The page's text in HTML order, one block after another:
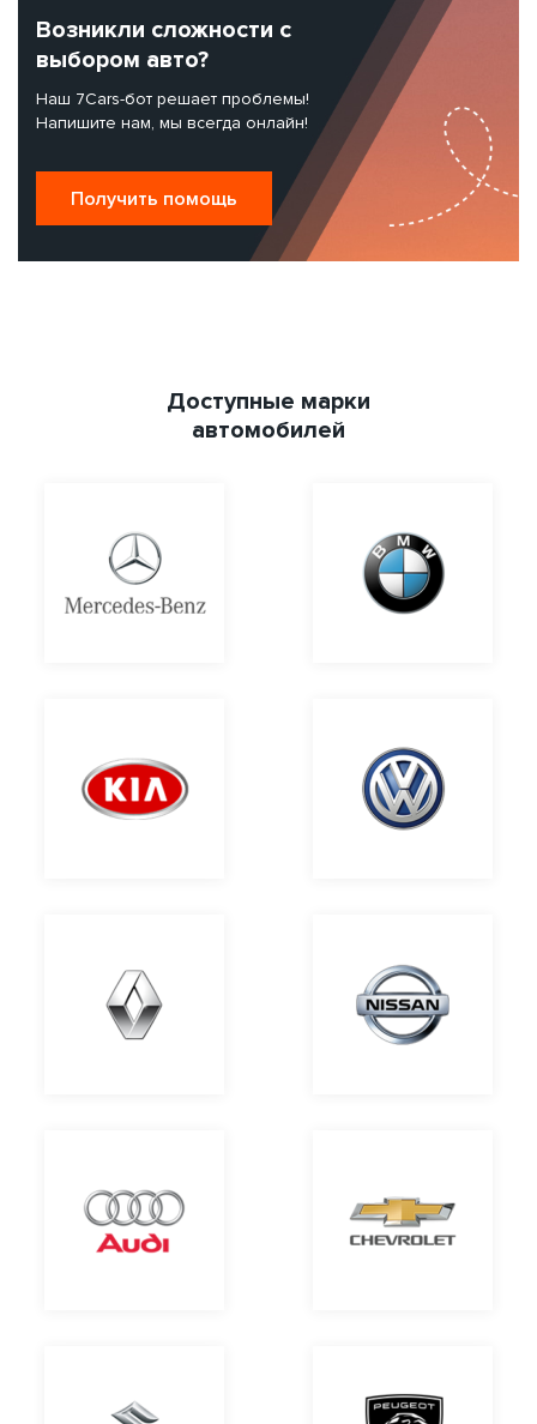
Возникли сложности с
выбором авто?
Наш 7Cars-бот решает проблемы!
Напишите нам, мы всегда онлайн!
Получить помощь
Доступные марки
автомобилей